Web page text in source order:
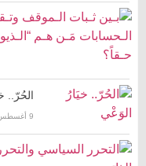
الحُرّ..
9 أغسطس، 2026